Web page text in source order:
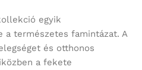
egyik
a természetes famintázat. A
és otthonos
a fekete